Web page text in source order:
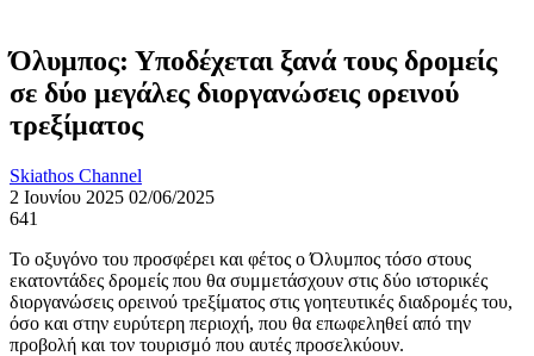
Όλυμπος: Υποδέχεται ξανά τους δρομείς
σε δύο μεγάλες διοργανώσεις ορεινού
τρεξίματος
Skiathos Channel
2 Ιουνίου 2025 02/06/2025
641
Το οξυγόνο του προσφέρει και φέτος ο Όλυμπος τόσο στους
εκατοντάδες δρομείς που θα συμμετάσχουν στις δύο ιστορικές
διοργανώσεις ορεινού τρεξίματος στις γοητευτικές διαδρομές του,
όσο και στην ευρύτερη περιοχή, που θα επωφεληθεί από την
προβολή και τον τουρισμό που αυτές προσελκύουν.